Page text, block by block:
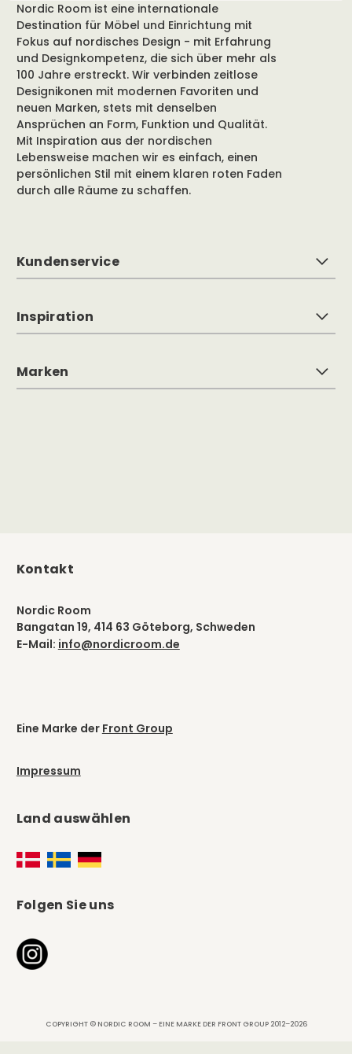
Nordic Room ist eine internationale
Destination für Möbel und Einrichtung mit
Fokus auf nordisches Design - mit Erfahrung
und Designkompetenz, die sich über mehr als
100 Jahre erstreckt. Wir verbinden zeitlose
Designikonen mit modernen Favoriten und
neuen Marken, stets mit denselben
Ansprüchen an Form, Funktion und Qualität.
Mit Inspiration aus der nordischen
Lebensweise machen wir es einfach, einen
persönlichen Stil mit einem klaren roten Faden
durch alle Räume zu schaffen.
Kundenservice
Inspiration
Marken
Kontakt
Nordic Room
Bangatan 19, 414 63 Göteborg, Schweden
E-Mail: info@nordicroom.de
Eine Marke der Front Group
Impressum
Land auswählen
Folgen Sie uns
COPYRIGHT © NORDIC ROOM – EINE MARKE DER FRONT GROUP 2012–2026